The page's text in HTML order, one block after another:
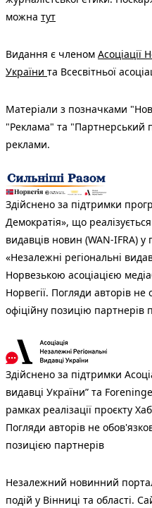
можна тут
Видання є членом Асоціації
України та Всесвітньої
Матеріали з позначками
"Реклама" та "Партнерський
реклами.
Здійснено за підтримки
Демократія», що
видавців новин (WAN-IFRA) у
«Незалежні регіональні
Норвезькою асоціацією
Норвегії. Погляди авторів
офіційну позицію партнерів
Здійснено за підтримки
видавці України” та
рамках реалізації проєкту
Погляди авторів не
позицією партнерів
Незалежний новинний
подій у Вінниці та області.